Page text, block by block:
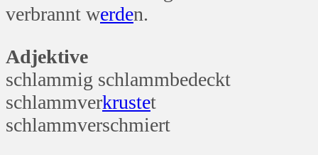
verbrannt werden.
Adjektive
schlammig schlammbedeckt
schlammverkrustet
schlammverschmiert